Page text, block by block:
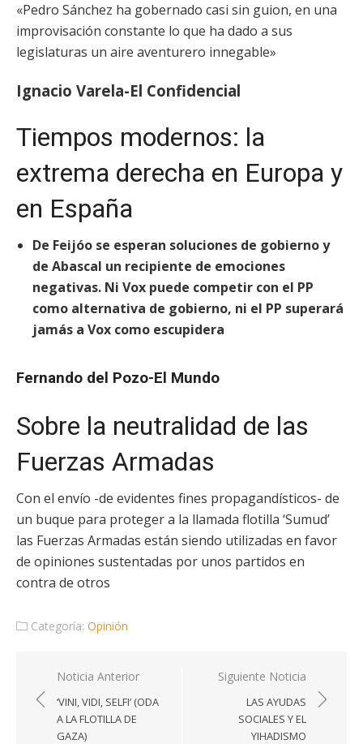
«Pedro Sánchez ha gobernado casi sin guion, en una
improvisación constante lo que ha dado a sus
legislaturas un aire aventurero innegable»
Ignacio Varela-El Confidencial
Tiempos modernos: la
extrema derecha en Europa y
en España
De Feijóo se esperan soluciones de gobierno y
de Abascal un recipiente de emociones
negativas. Ni Vox puede competir con el PP
como alternativa de gobierno, ni el PP superará
jamás a Vox como escupidera
Fernando del Pozo-El Mundo
Sobre la neutralidad de las
Fuerzas Armadas
Con el envío -de evidentes fines propagandísticos- de
un buque para proteger a la llamada flotilla ‘Sumud’
las Fuerzas Armadas están siendo utilizadas en favor
de opiniones sustentadas por unos partidos en
contra de otros
Categoría: Opinión
Navegación
de
entradas
Noticia Anterior
‘VINI, VIDI, SELFI’ (ODA
A LA FLOTILLA DE
GAZA)
Siguiente Noticia
LAS AYUDAS
SOCIALES Y EL
YIHADISMO